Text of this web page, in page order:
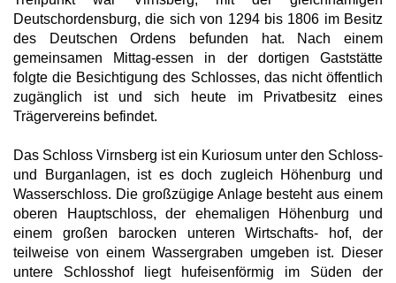
Deutschordensburg, die sich von 1294 bis 1806 im Besitz
des Deutschen Ordens befunden hat. Nach einem
gemeinsamen Mittag-essen in der dortigen Gaststätte
folgte die Besichtigung des Schlosses, das nicht öffentlich
zugänglich ist und sich heute im Privatbesitz eines
Trägervereins befindet.
Das Schloss Virnsberg ist ein Kuriosum unter den Schloss-
und Burganlagen, ist es doch zugleich Höhenburg und
Wasserschloss. Die großzügige Anlage besteht aus einem
oberen Hauptschloss, der ehemaligen Höhenburg und
einem großen barocken unteren Wirtschafts- hof, der
teilweise von einem Wassergraben umgeben ist. Dieser
untere Schlosshof liegt hufeisenförmig im Süden der